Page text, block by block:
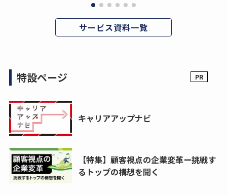
サービス資料一覧
特設ページ
キャリアアップナビ
【特集】顧客視点の企業変革ー挑戦す
るトップの構想を聞く